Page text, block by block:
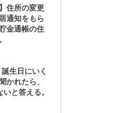
住所の変更
通知をもら
金通帳の住
誕生日にいく
かれたら、
と答える。